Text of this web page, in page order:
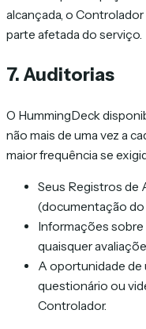
alcançada, o
parte afetada do serviço.
7. Auditorias
O HummingDeck
não mais de uma vez a
maior frequência se
Seus Registros de
(documentação
Informações sobre
quaisquer
A oportunidade de
questionário ou
Controlador.